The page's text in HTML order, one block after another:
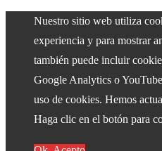
Nuestro sitio web utiliza
experiencia y para mostrar
también puede incluir
Google Analytics o
uso de cookies. Hemos
Haga clic en el botón para